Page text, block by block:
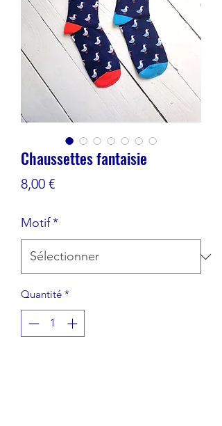
Chaussettes fantaisie
8,00 €Prix
Motif*
Quantité *